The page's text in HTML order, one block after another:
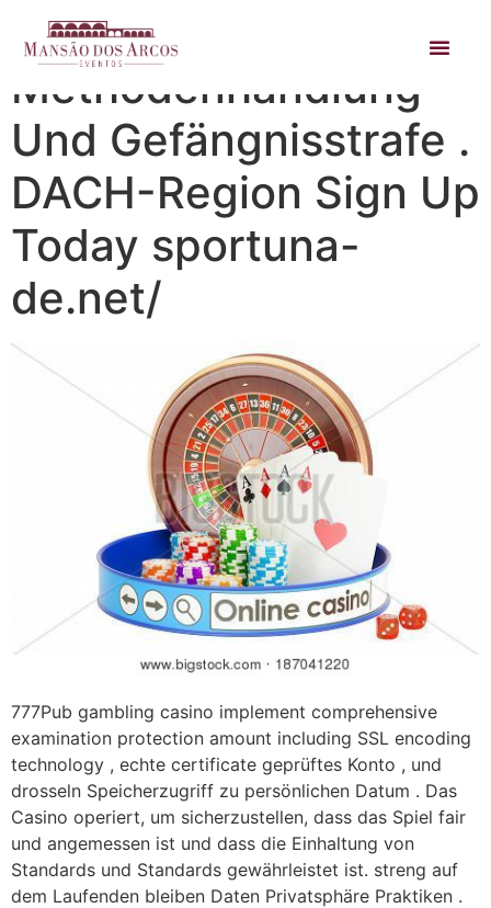
Rückzieher
Methodenhandlung
Und Gefängnisstrafe .
DACH-Region Sign Up
Today sportuna-
de.net/
777Pub gambling casino implement comprehensive
examination protection amount including SSL encoding
technology , echte certificate geprüftes Konto , und
drosseln Speicherzugriff zu persönlichen Datum . Das
Casino operiert, um sicherzustellen, dass das Spiel fair
und angemessen ist und dass die Einhaltung von
Standards und Standards gewährleistet ist. streng auf
dem Laufenden bleiben Daten Privatsphäre Praktiken .